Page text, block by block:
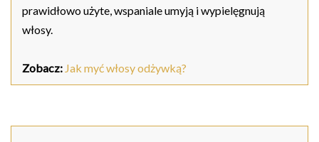
prawidłowo użyte, wspaniale umyją i wypielęgnują
włosy.
Zobacz: Jak myć włosy odżywką?